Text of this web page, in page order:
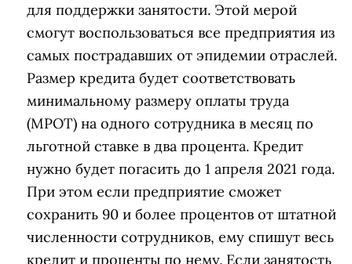
для поддержки занятости. Этой мерой
смогут воспользоваться все предприятия из
самых пострадавших от эпидемии отраслей.
Размер кредита будет соответствовать
минимальному размеру оплаты труда
(МРОТ) на одного сотрудника в месяц по
льготной ставке в два процента. Кредит
нужно будет погасить до 1 апреля 2021 года.
При этом если предприятие сможет
сохранить 90 и более процентов от штатной
численности сотрудников, ему спишут весь
кредит и проценты по нему. Если занятость